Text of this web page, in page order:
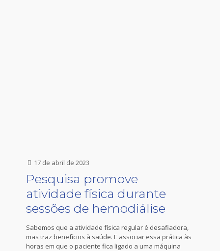
17 de abril de 2023
Pesquisa promove
atividade física durante
sessões de hemodiálise
Sabemos que a atividade física regular é desafiadora,
mas traz benefícios à saúde. E associar essa prática às
horas em que o paciente fica ligado a uma máquina